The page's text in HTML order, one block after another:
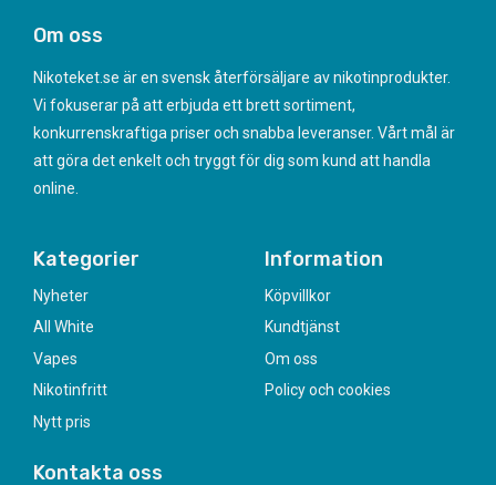
Om oss
Nikoteket.se är en svensk återförsäljare av nikotinprodukter.
Vi fokuserar på att erbjuda ett brett sortiment,
konkurrenskraftiga priser och snabba leveranser. Vårt mål är
att göra det enkelt och tryggt för dig som kund att handla
online.
Kategorier
Nyheter
All White
Vapes
Nikotinfritt
Nytt pris
Information
Köpvillkor
Kundtjänst
Om oss
Policy och cookies
Kontakta oss